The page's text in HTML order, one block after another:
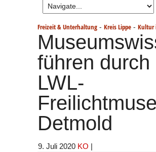
Freizeit & Unterhaltung - Kreis Lippe - Kultur
führen durch
LWL-
Detmold
9. Juli 2020 KO |